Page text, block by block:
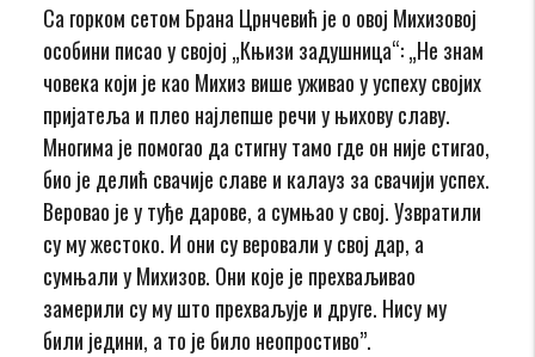
Са горком сетом Брана Црнчевић је о овој Михизовој
особини писао у својој „Књизи задушница“: „Не знам
човека који је као Михиз више уживао у успеху својих
пријатеља и плео најлепше речи у њихову славу.
Многима је помогао да стигну тамо где он није стигао,
био је делић свачије славе и калауз за свачији успех.
Веровао је у туђе дарове, а сумњао у свој. Узвратили
су му жестоко. И они су веровали у свој дар, а
сумњали у Михизов. Они које је прехваљивао
замерили су му што прехваљује и друге. Нису му
били једини, а то је било неопростиво”.